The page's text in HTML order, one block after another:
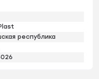
республика